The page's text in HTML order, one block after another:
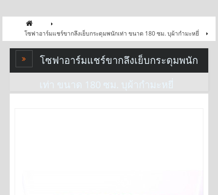
โซฟาอาร์มแชร์ขากลึงเย็บกระดุมพนักเท่า ขนาด 180 ซม. บุผ้ากำมะหยี่
โซฟาอาร์มแชร์ขากลึงเย็บกระดุมพนัก
เท่า ขนาด 180 ซม. บุผ้ากำมะหยี่